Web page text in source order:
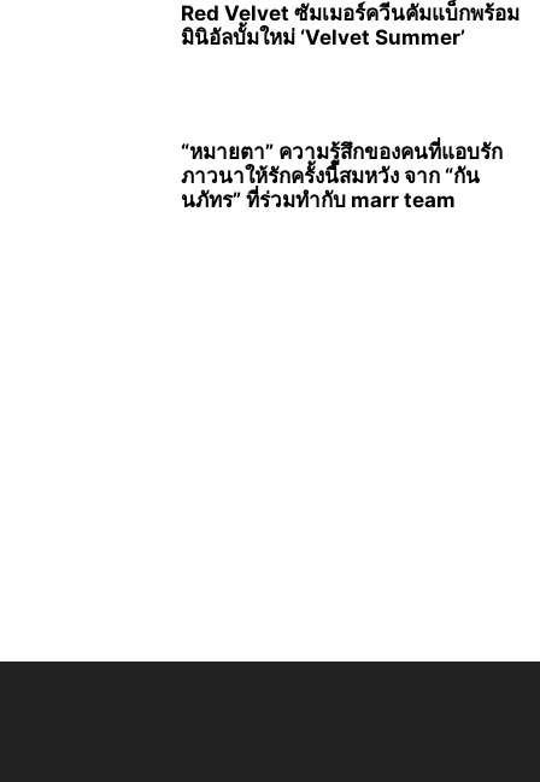
Red Velvet ซัมเมอร์ควีนคัมแบ็กพร้อม
มินิอัลบั้มใหม่ ‘Velvet Summer’
“หมายตา” ความรู้สึกของคนที่แอบรัก
ภาวนาให้รักครั้งนี้สมหวัง จาก “กัน
นภัทร” ที่ร่วมทำกับ marr team